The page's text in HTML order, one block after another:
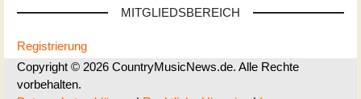
MITGLIEDSBEREICH
Registrierung
Copyright © 2026 CountryMusicNews.de. Alle Rechte
vorbehalten.